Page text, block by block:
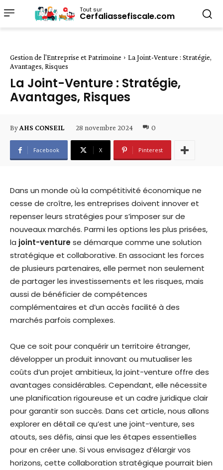
Tout sur
Cerfaliassefiscale.com
Gestion de l'Entreprise et Patrimoine
La Joint-Venture : Stratégie,
Avantages, Risques
La Joint-Venture : Stratégie,
Avantages, Risques
ByAHS CONSEIL 28 novembre 2024 0
Facebook X Pinterest
Dans un monde où la compétitivité économique ne
cesse de croître, les entreprises doivent innover et
repenser leurs stratégies pour s’imposer sur de
nouveaux marchés. Parmi les options les plus prisées,
la joint-venturese démarque comme une solution
stratégique et collaborative. En associant les forces
de plusieurs partenaires, elle permet non seulement
de partager les investissements et les risques, mais
aussi de bénéficier de compétences
complémentaires et d’un accès facilité à des
marchés parfois complexes.
Que ce soit pour conquérir un territoire étranger,
développer un produit innovant ou mutualiser les
coûts d’un projet ambitieux, la joint-venture offre des
avantages considérables. Cependant, elle nécessite
une planification rigoureuse et un cadre juridique clair
pour garantir son succès. Dans cet article, nous allons
explorer en détail ce qu’est une joint-venture, ses
atouts, ses défis, ainsi que les étapes essentielles
pour en créer une. Si vous envisagez d’élargir vos
horizons, cette collaboration stratégique pourrait bien